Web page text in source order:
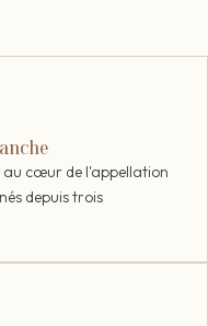
cœur de l'appellation
depuis trois